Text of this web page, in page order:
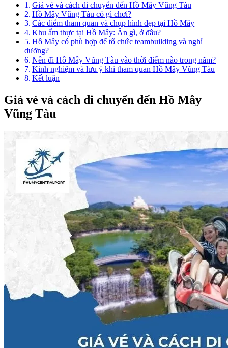
Giá vé và cách di chuyển đến Hồ Mây Vũng Tàu
Hồ Mây Vũng Tàu có gì chơi?
Các điểm tham quan và chụp hình đẹp tại Hồ Mây
Khu ẩm thực tại Hồ Mây: Ăn gì, ở đâu?
Hồ Mây có phù hợp để tổ chức teambuilding và nghỉ
dưỡng?
Nên đi Hồ Mây Vũng Tàu vào thời điểm nào trong năm?
Kinh nghiệm và lưu ý khi tham quan Hồ Mây Vũng Tàu
Kết luận
Giá vé và cách di chuyển đến Hồ Mây
Vũng Tàu